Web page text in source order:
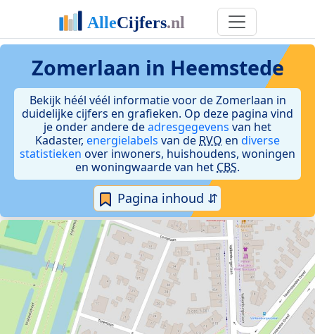
Zomerlaan in Heemstede
Bekijk héél véél informatie voor de Zomerlaan in
duidelijke cijfers en grafieken. Op deze pagina vind
je onder andere deadresgegevens van het
Kadaster, energielabels van de RVO en diverse
statistieken over inwoners, huishoudens, woningen
en woningwaarde van het CBS.
Pagina inhoud ⇵